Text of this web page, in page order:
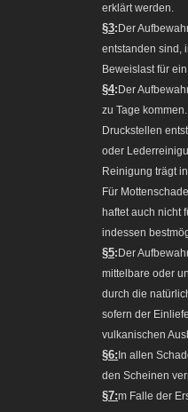
erklärt werden.
§3: Der
entstanden sind,
Beweislast für
§4: Der
zu Tage
Druckstellen
oder
Reinigung trägt
Für
haftet auch nicht
indessen
§5: Der
mittelbare oder
durch die
sofern der
vulkanischen
§6: In allen
den Scheinen
§7:m Falle der